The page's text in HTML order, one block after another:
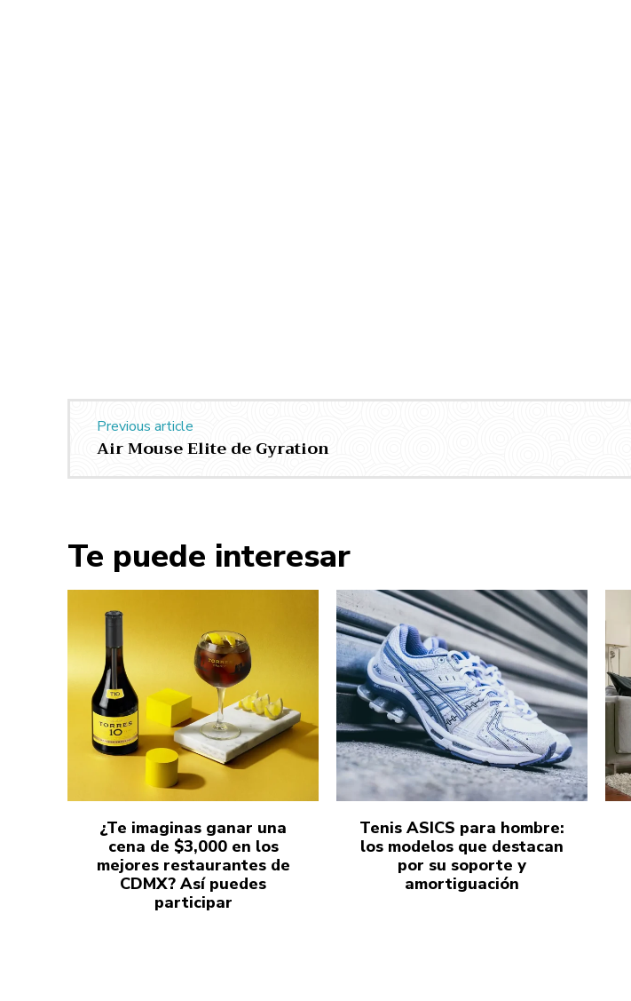
Previous article
Air Mouse Elite de Gyration
Te puede interesar
¿Te imaginas ganar una
cena de $3,000 en los
mejores restaurantes de
CDMX? Así puedes
participar
Tenis ASICS para hombre:
los modelos que destacan
por su soporte y
amortiguación